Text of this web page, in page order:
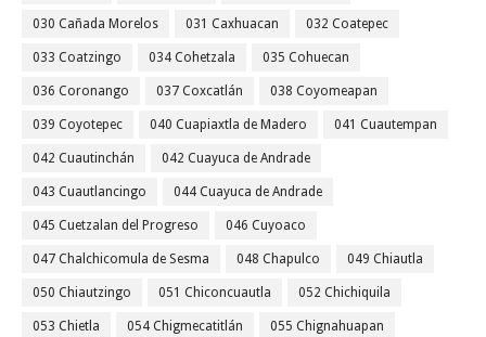
030 Cañada Morelos 031 Caxhuacan 032 Coatepec
033 Coatzingo 034 Cohetzala 035 Cohuecan
036 Coronango 037 Coxcatlán 038 Coyomeapan
039 Coyotepec 040 Cuapiaxtla de Madero 041 Cuautempan
042 Cuautinchán 042 Cuayuca de Andrade
043 Cuautlancingo 044 Cuayuca de Andrade
045 Cuetzalan del Progreso 046 Cuyoaco
047 Chalchicomula de Sesma 048 Chapulco 049 Chiautla
050 Chiautzingo 051 Chiconcuautla 052 Chichiquila
053 Chietla 054 Chigmecatitlán 055 Chignahuapan